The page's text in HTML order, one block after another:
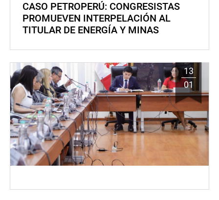
CASO PETROPERÚ: CONGRESISTAS
PROMUEVEN INTERPELACIÓN AL
TITULAR DE ENERGÍA Y MINAS
13
01